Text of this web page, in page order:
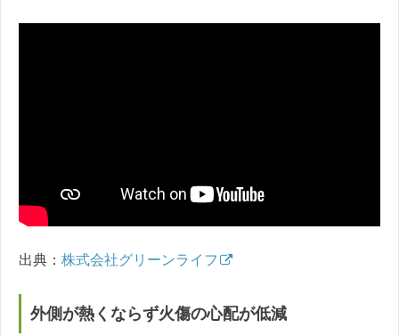
出典： 株式会社グリーンライフ
外側が熱くならず火傷の心配が低減